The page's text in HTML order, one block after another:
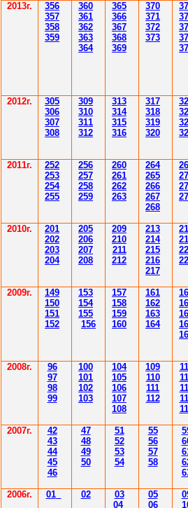
2013г.
356
357
358
359
360
361
362
363
364
365
366
367
368
369
370
371
372
373
37
37
37
2012г. 305
306
307
308
309
310
311
312
313
314
315
316
317
318
319
320
3
3
3
3
2011г.
252
253
254
255
256
257
258
259
260
261
262
263
264
265
266
267
268
26
2
2
2
2010г.
201
202
203
204
205
206
207
208
209
210
211
212
213
214
215
216
217
2009г.
149
150
151
152
153
154
155
156
157
158
159
160
161
162
163
164
2008г.
96
97
98
99
100
101
102
103
104
105
106
107
108
109
110
111
112
2007г.
42
43
44
45
46
47
48
49
50
51
52
53
54
55
56
57
58
2006г. 01 02
03
04
05
06